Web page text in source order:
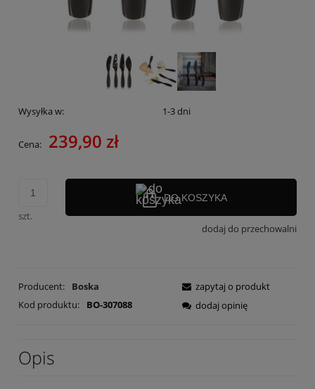
Wysyłka w: 1-3 dni
Cena: 239,90 zł
szt.
DO KOSZYKA
dodaj do przechowalni
Producent:
Boska
Kod produktu:
BO-307088
zapytaj o produkt
dodaj opinię
Opis